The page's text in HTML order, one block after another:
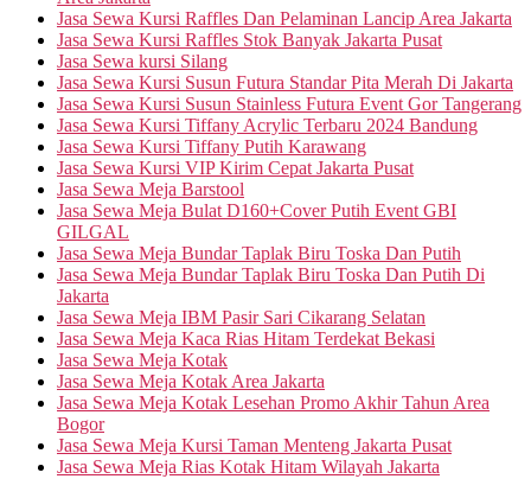
Jasa Sewa Kursi Raffles Dan Pelaminan Lancip Area Jakarta
Jasa Sewa Kursi Raffles Stok Banyak Jakarta Pusat
Jasa Sewa kursi Silang
Jasa Sewa Kursi Susun Futura Standar Pita Merah Di Jakarta
Jasa Sewa Kursi Susun Stainless Futura Event Gor Tangerang
Jasa Sewa Kursi Tiffany Acrylic Terbaru 2024 Bandung
Jasa Sewa Kursi Tiffany Putih Karawang
Jasa Sewa Kursi VIP Kirim Cepat Jakarta Pusat
Jasa Sewa Meja Barstool
Jasa Sewa Meja Bulat D160+Cover Putih Event GBI
GILGAL
Jasa Sewa Meja Bundar Taplak Biru Toska Dan Putih
Jasa Sewa Meja Bundar Taplak Biru Toska Dan Putih Di
Jakarta
Jasa Sewa Meja IBM Pasir Sari Cikarang Selatan
Jasa Sewa Meja Kaca Rias Hitam Terdekat Bekasi
Jasa Sewa Meja Kotak
Jasa Sewa Meja Kotak Area Jakarta
Jasa Sewa Meja Kotak Lesehan Promo Akhir Tahun Area
Bogor
Jasa Sewa Meja Kursi Taman Menteng Jakarta Pusat
Jasa Sewa Meja Rias Kotak Hitam Wilayah Jakarta